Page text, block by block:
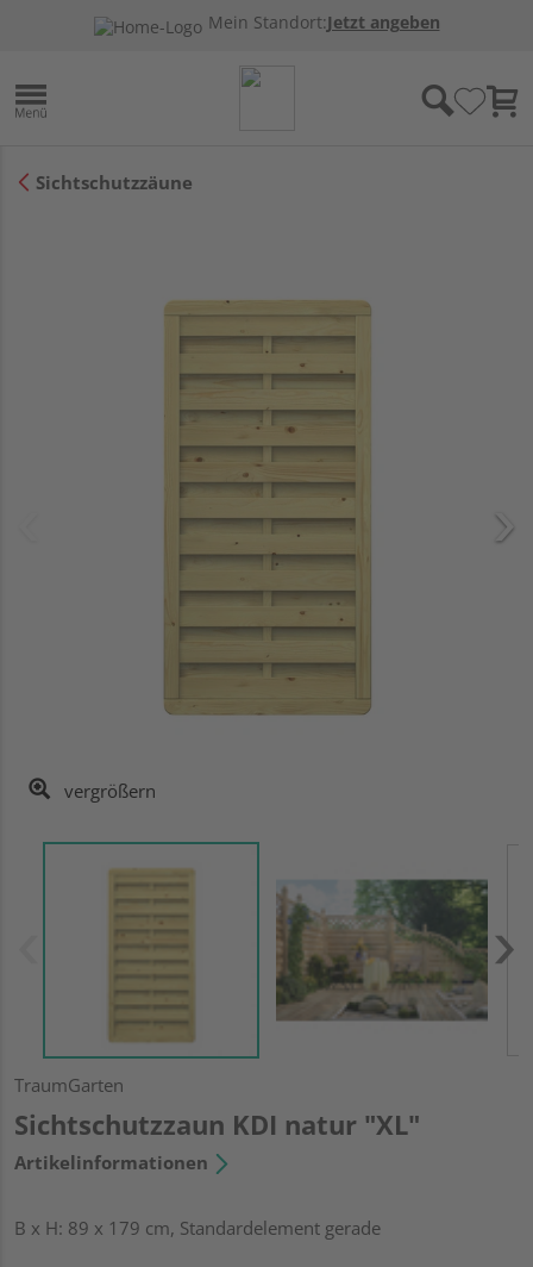
Mein Standort:Jetzt angeben
Sichtschutzzäune
vergrößern
TraumGarten
Sichtschutzzaun KDI natur "XL"
Artikelinformationen
B x H: 89 x 179 cm, Standardelement gerade